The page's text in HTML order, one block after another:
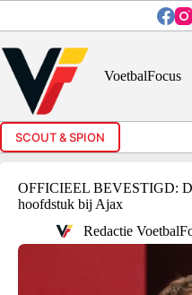
inhoud
VoetbalFocus
SCOUT & SPION
OFFICIEEL BEVESTIGD:
hoofdstuk bij Ajax
Redactie